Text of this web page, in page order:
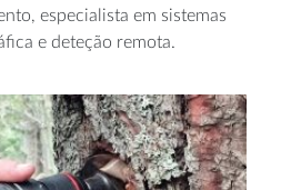
especialista em sistemas
e deteção remota.